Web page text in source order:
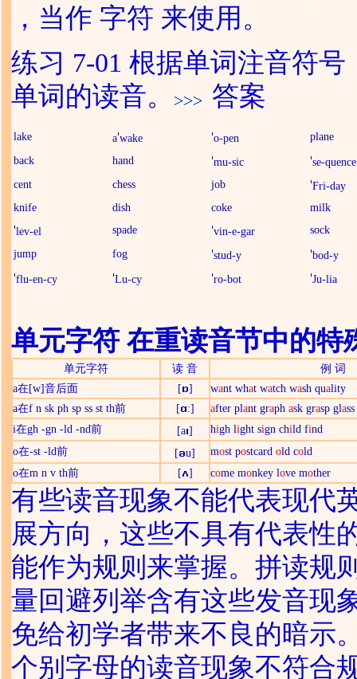
，当作 字符 来使用。
练习 7-01 根据单词注音符号
单词的读音。
答案
lake a wake o-pen
plane
back
hand mu-sic
se-quence
cent
chess job
Fri-day
knife
dish coke
milk
lev-el
spade vin-e-gar
sock
jump
fog stud-y
bod-y
flu-en-cy
Lu-cy ro-bot Ju-lia
单元字符 在重读音节中的特
单元字符 读 音
例 词
a在[w]音后面
[ ] want what watch wash quality
a在f n sk ph sp ss st th前
[ :] after plant graph ask grasp gla
i在gh -gn -ld -nd前
[a ] high light sign child find
o在-st -ld前
[ u] most postcard old cold
o在m n v th前
[ ] come monkey love mother
有些读音现象不能代表现代
展方向，这些不具有代表性
能作为规则来掌握。拼读规
量回避列举含有这些发音现
免给初学者带来不良的暗示
个别字母的读音现象不符合